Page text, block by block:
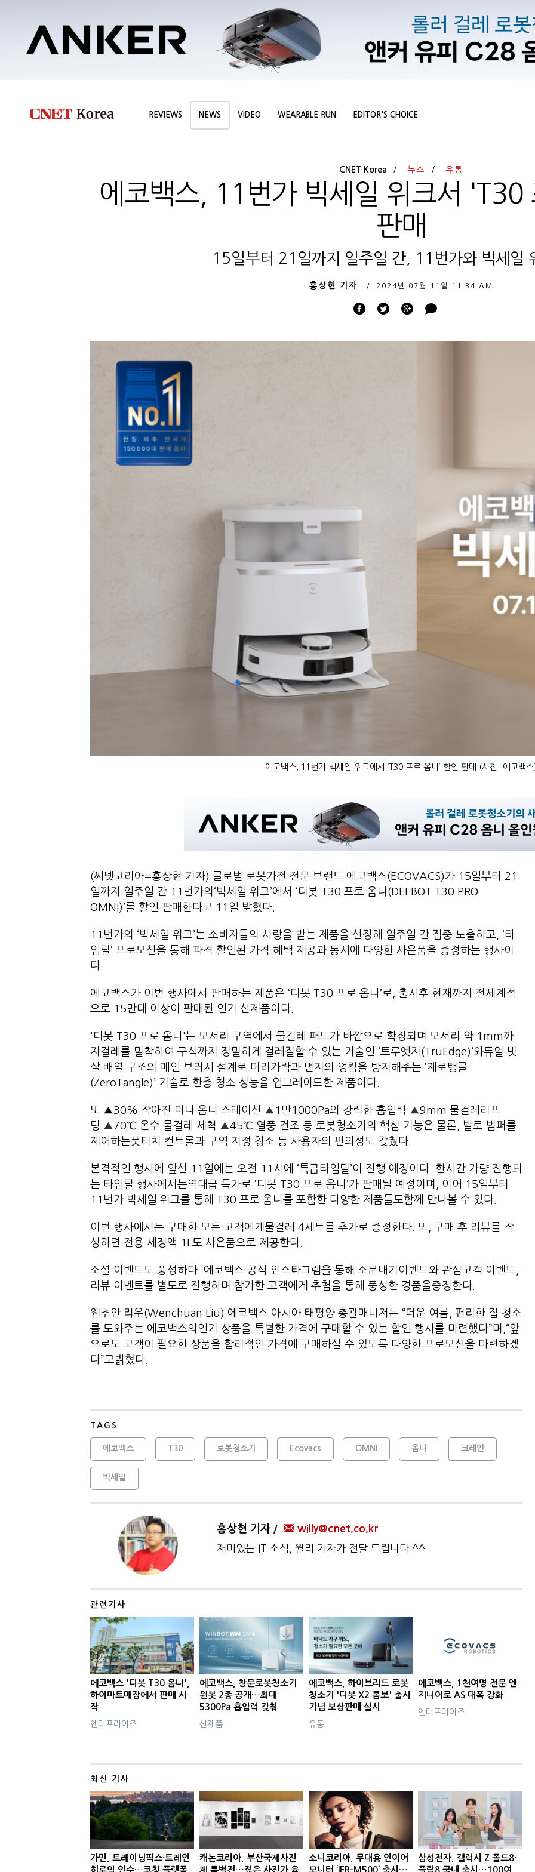
REVIEWS NEWS VIDEO WEARABLE RUN EDITOR'S CHOICE
CNET Korea 뉴스 유통
에코백스, 11번가 빅세일 위크서 'T30
판매
15일부터 21일까지 일주일 간, 11번가와 빅세일
홍상현 기자 2024년 07월 11일 11:34 AM
에코백스, 11번가 빅세일 위크에서 ‘T30 프로 옴니’ 할인 판매 (사진=에코백
(씨넷코리아=홍상현 기자) 글로벌 로봇가전 전문 브랜드 에코백스(ECOVACS)가 15일부터 21
일까지 일주일 간 11번가의‘빅세일 위크’에서 ‘디봇 T30 프로 옴니(DEEBOT T30 PRO
OMNI)’를 할인 판매한다고 11일 밝혔다.
11번가의 ‘빅세일 위크’는 소비자들의 사랑을 받는 제품을 선정해 일주일 간 집중 노출하고, ‘타
임딜’ 프로모션을 통해 파격 할인된 가격 혜택 제공과 동시에 다양한 사은품을 증정하는 행사이
다.
에코백스가 이번 행사에서 판매하는 제품은 ‘디봇 T30 프로 옴니’로, 출시후 현재까지 전세계적
으로 15만대 이상이 판매된 인기 신제품이다.
'디봇 T30 프로 옴니'는 모서리 구역에서 물걸레 패드가 바깥으로 확장되며 모서리 약 1mm까
지걸레를 밀착하여 구석까지 정밀하게 걸레질할 수 있는 기술인 ‘트루엣지(TruEdge)’와듀얼 빗
살 배열 구조의 메인 브러시 설계로 머리카락과 먼지의 엉킴을 방지해주는 ‘제로탱글
(ZeroTangle)’ 기술로 한층 청소 성능을 업그레이드한 제품이다.
또 ▲30% 작아진 미니 옴니 스테이션 ▲ 1만1000Pa의 강력한 흡입력 ▲9mm 물걸레리프
팅 ▲70℃ 온수 물걸레 세척 ▲45℃ 열풍 건조 등 로봇청소기의 핵심 기능은 물론, 발로 범퍼를
제어하는풋터치 컨트롤과 구역 지정 청소 등 사용자의 편의성도 갖췄다.
본격적인 행사에 앞선 11일에는 오전 11시에 ‘특급타임딜’이 진행 예정이다. 한시간 가량 진행되
는 타임딜 행사에서는역대급 특가로 ‘디봇 T30 프로 옴니’가 판매될 예정이며, 이어 15일부터
11번가 빅세일 위크를 통해 T30 프로 옴니를 포함한 다양한 제품들도함께 만나볼 수 있다.
이번 행사에서는 구매한 모든 고객에게물걸레 4세트를 추가로 증정한다. 또, 구매 후 리뷰를 작
성하면 전용 세정액 1L도 사은품으로 제공한다.
소셜 이벤트도 풍성하다. 에코백스 공식 인스타그램을 통해 소문내기이벤트와 관심고객 이벤트,
리뷰 이벤트를 별도로 진행하며 참가한 고객에게 추첨을 통해 풍성한 경품을증정한다.
웬추안 리우(Wenchuan Liu) 에코백스 아시아 태평양 총괄매니저는 “더운 여름, 편리한 집 청소
를 도와주는 에코백스의인기 상품을 특별한 가격에 구매할 수 있는 할인 행사를 마련했다”며,“앞
으로도 고객이 필요한 상품을 합리적인 가격에 구매하실 수 있도록 다양한 프로모션을 마련하겠
다”고밝혔다.
TAGS
에코백스 T30 로봇청소기 Ecovacs OMNI 옴니 크레인
빅세일
홍상현 기자 willy@cnet.co.kr
재미있는 IT 소식, 윌리 기자가 전달 드립니다 ^^
관련기사
에코백스 '디봇 T30 옴니',
하이마트매장에서 판매 시
작
엔터프라이즈
에코백스, 창문로봇청소기
윈봇 2종 공개…최대
5300Pa 흡입력 갖춰
신제품
에코백스, 하이브리드 로봇
청소기 '디봇 X2 콤보' 출시
기념 보상판매 실시
유통
에코백스, 1천여명 전문 엔
지니어로 AS 대폭 강화
엔터프라이즈
최신 기사
가민, 트레이닝픽스·트레인
히로익 인수…코칭 플랫폼
캐논코리아, 부산국제사진
제 특별전…젊은 사진가 육
소니코리아, 무대용 인이어
모니터 ‘IER-M500’ 출시…
삼성전자, 갤럭시 Z 폴드8·
플립8 국내 출시…100여